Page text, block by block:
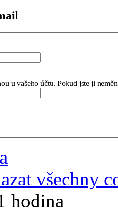
u vašeho účtu. Pokud jste ji
všechny
hodina